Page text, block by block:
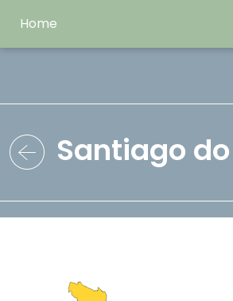
Home
Santiago